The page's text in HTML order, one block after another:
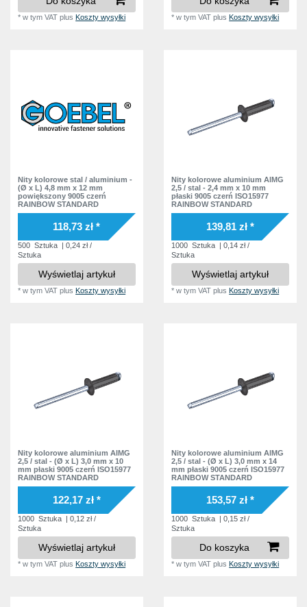
*w tym VAT plusKoszty wysyłki *w tym VAT plusKoszty wysyłki
Nity kolorowe stal / aluminium -
(Ø x L) 4,8 mm x 12 mm
powiększony 9005 czerń
RAINBOW STANDARD
118,73 zł *
500 Sztuka | 0,24 zł /
Sztuka
Wyświetlaj artykuł
*w tym VAT plusKoszty wysyłki
Nity kolorowe aluminium AlMG
2,5 / stal - 2,4 mm x 10 mm
płaski 9005 czerń ISO15977
RAINBOW STANDARD
139,81 zł *
1000 Sztuka | 0,14 zł /
Sztuka
Wyświetlaj artykuł
*w tym VAT plusKoszty wysyłki
Nity kolorowe aluminium AlMG
2,5 / stal - (Ø x L) 3,0 mm x 10
mm płaski 9005 czerń ISO15977
RAINBOW STANDARD
122,17 zł *
1000 Sztuka | 0,12 zł /
Sztuka
Wyświetlaj artykuł
*w tym VAT plusKoszty wysyłki
Nity kolorowe aluminium AlMG
2,5 / stal - (Ø x L) 3,0 mm x 14
mm płaski 9005 czerń ISO15977
RAINBOW STANDARD
153,57 zł *
1000 Sztuka | 0,15 zł /
Sztuka
Do koszyka
*w tym VAT plusKoszty wysyłki